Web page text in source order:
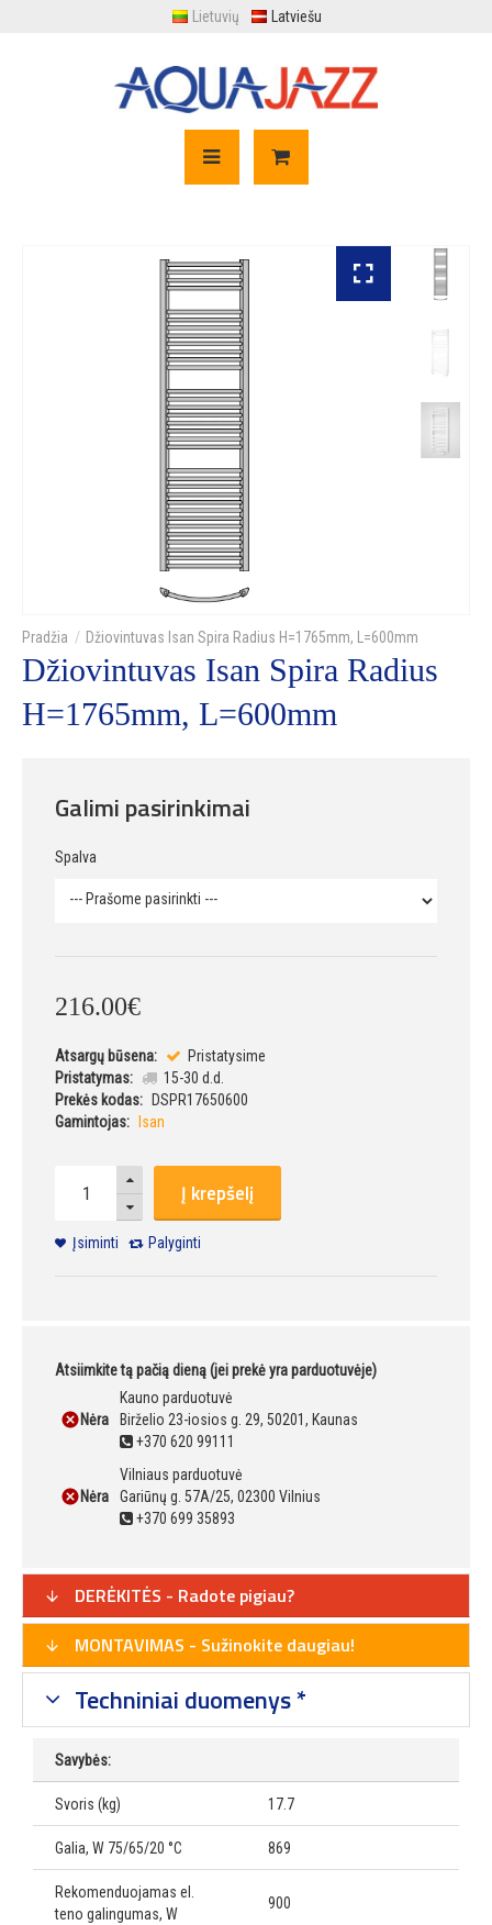
Lietuvių Latviešu
Džiovintuvas Isan Spira Radius H=1765mm, L=600mm
Džiovintuvas Isan Spira Radius
H=1765mm, L=600mm
Galimi pasirinkimai
Spalva
216.00€
Atsargų būsena:
Pristatysime
Pristatymas:
15-30 d.d.
Prekės kodas:
DSPR17650600
Gamintojas:
Isan
Į krepšelį
Įsiminti Palyginti
Atsiimkite tą pačią dieną (jei prekė yra parduotuvėje)
Nėra
Kauno parduotuvė
Birželio 23-iosios g. 29, 50201, Kaunas
+370 620 99111
Nėra
Vilniaus parduotuvė
Gariūnų g. 57A/25, 02300 Vilnius
+370 699 35893
DERĖKITĖS - Radote pigiau?
MONTAVIMAS - Sužinokite daugiau!
Techniniai duomenys *
Savybės:
Svoris (kg) 17.7
Galia, W 75/65/20 °C 869
Rekomenduojamas el.
teno galingumas, W
900